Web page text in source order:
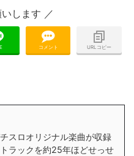
コメント URLコピー
スロオリジナル楽曲が収録
ラックを約25年ほどせっせ